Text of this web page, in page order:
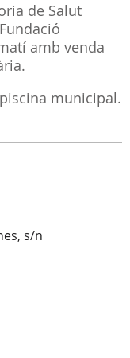
de Salut
amb venda
municipal.
s/n